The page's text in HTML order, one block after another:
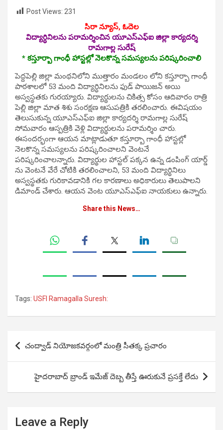
Post Views: 231
సిరా న్యూస్, ఓదెల‌
విద్యార్ధినిల‌ను ప‌రామ‌ర్శించిన యూఎస్ఎఫ్ఐ జిల్లా కార్యదర్శి
రామగాల్ల సురేష్
* కస్తూర్బా గాంధీ హాస్టల్లో నెలకొన్న సమస్యలను పరిష్కరించాలి
పెద్దపెల్లి జిల్లా మంథనిలోని ముత్తారం మండలం లోని కస్తూర్బా గాంధీ
పాఠశాల‌లో 53 మంది విద్యార్ధినిల‌ను ఫుడ్ పాయిజన్ అయి
అస్వస్థతకు గుర‌య్యారు. విద్యార్థుల‌ను చికిత్స కోసం ఆదివారం రాత్రి
పెల్లి జిల్లా మాత శిశు సంరక్షణ ఆసుపత్రికి త‌ర‌లించారు. ఈవిష‌యం
తెలుసుకున్న యూఎస్ఎఫ్ఐ జిల్లా కార్యదర్శి రామగాల్ల సురేష్
సోమ‌వారం ఆస్ప‌త్రికి వెళ్లి విద్యార్థుల‌ను ప‌రామ‌ర్శిం చారు.
ఈసంద‌ర్భంగా ఆయ‌న మాట్లాడుతూ కస్తూర్బా గాంధీ హాస్టల్లో
నెలకొన్న సమస్యలను పరిష్కరించాలని వెంట‌నే
ప‌రిష్క‌రించాల‌న్నారు. విద్యార్థుల హాస్టల్ పక్కన ఉన్న డంపింగ్ యార్డ్
ను వెంటనే వేరే చోటికి తరలించాలని, 53 మంది విద్యార్థినిలు
అస్వస్థతకు గురికావడానికి గల కారణాలు అధికారులు తెలుపాలని
డిమాండ్ చేశారు. ఆయ‌న వెంట యూఎస్ఎఫ్ఐ నాయ‌కులు ఉన్నారు.
Share this News…
Tags: USFI Ramagalla Suresh:
Post
navigation
చంద్వాడ్ నియోజకవర్గంలో మంత్రి సీతక్క ప్రచారం
హైదరాబాద్ బ్రాండ్ ఇమేజ్ దెబ్బ తీస్తే ఊరుకునే ప్రసక్తే లేదు
Leave a Reply